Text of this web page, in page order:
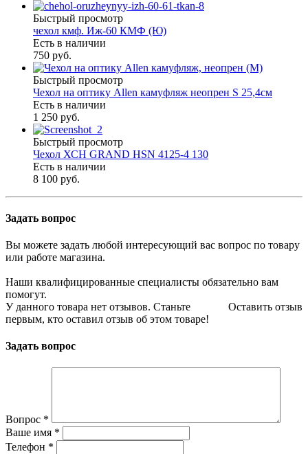
Быстрый просмотр
чехол кмф. Иж-60 КМФ (Ю)
Есть в наличии
750 руб.
Быстрый просмотр
Чехол на оптику Allen камуфляж неопрен S 25,4см
Есть в наличии
1 250 руб.
Быстрый просмотр
Чехол ХСН GRAND HSN 4125-4 130
Есть в наличии
8 100 руб.
Задать вопрос
Вы можете задать любой интересующий вас вопрос по товару
или работе магазина.
Наши квалифицированные специалисты обязательно вам
помогут.
Оставить отзыв
У данного товара нет отзывов. Станьте
первым, кто оставил отзыв об этом товаре!
Задать вопрос
Вопрос *
Ваше имя *
Телефон *